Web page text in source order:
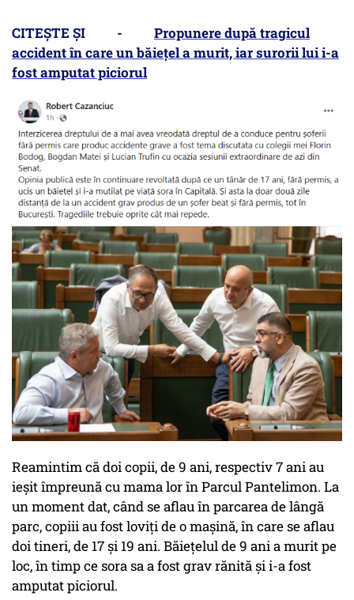
CITEȘTE ȘI - Propunere după tragicul
accident în care un băiețel a murit, iar surorii lui i-a
fost amputat piciorul
Reamintim că doi copii, de 9 ani, respectiv 7 ani au
ieşit împreună cu mama lor în Parcul Pantelimon. La
un moment dat, când se aflau în parcarea de lângă
parc, copiii au fost loviţi de o maşină, în care se aflau
doi tineri, de 17 și 19 ani. Băiețelul de 9 ani a murit pe
loc, în timp ce sora sa a fost grav rănită și i-a fost
amputat piciorul.